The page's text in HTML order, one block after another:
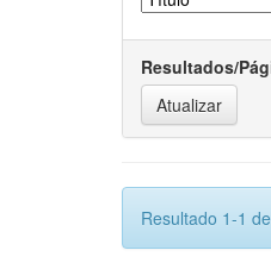
Resultados/
Resultado 1-1